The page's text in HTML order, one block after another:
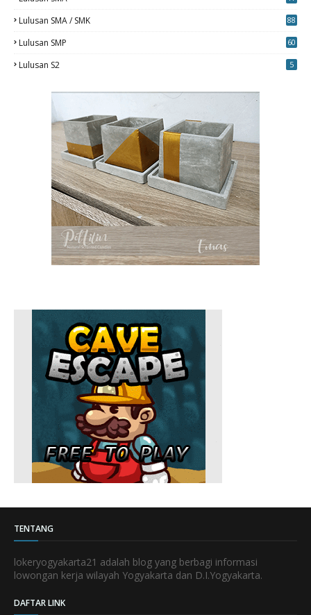
Lulusan SMA / SMK
88
Lulusan SMP 60
Lulusan S2 5
TENTANG
lokeryogyakarta21 adalah blog yang berbagi informasi
lowongan kerja wilayah Yogyakarta dan D.I.Yogyakarta.
DAFTAR LINK